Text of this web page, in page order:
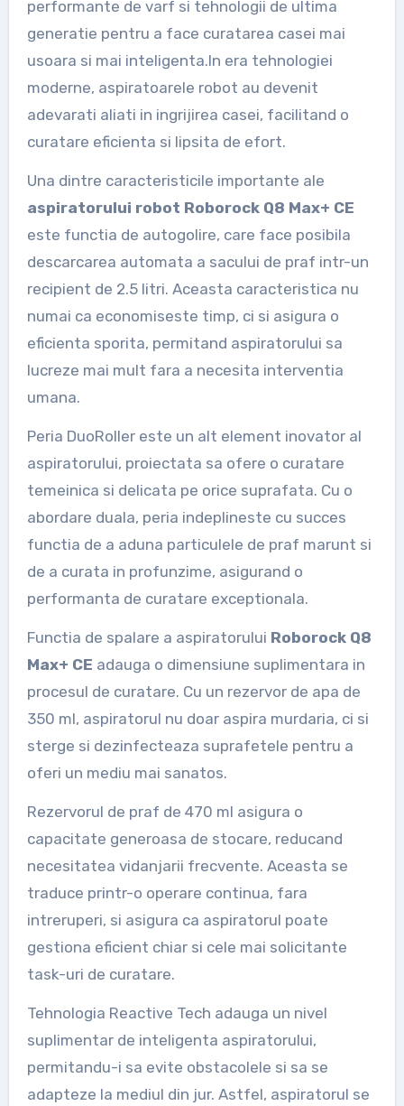
performante de varf si tehnologii de ultima
generatie pentru a face curatarea casei mai
usoara si mai inteligenta.In era tehnologiei
moderne, aspiratoarele robot au devenit
adevarati aliati in ingrijirea casei, facilitand o
curatare eficienta si lipsita de efort.
Una dintre caracteristicile importante ale
aspiratorului robot Roborock Q8 Max+ CE
este functia de autogolire, care face posibila
descarcarea automata a sacului de praf intr-un
recipient de 2.5 litri. Aceasta caracteristica nu
numai ca economiseste timp, ci si asigura o
eficienta sporita, permitand aspiratorului sa
lucreze mai mult fara a necesita interventia
umana.
Peria DuoRoller este un alt element inovator al
aspiratorului, proiectata sa ofere o curatare
temeinica si delicata pe orice suprafata. Cu o
abordare duala, peria indeplineste cu succes
functia de a aduna particulele de praf marunt si
de a curata in profunzime, asigurand o
performanta de curatare exceptionala.
Functia de spalare a aspiratorului Roborock Q8
Max+ CE adauga o dimensiune suplimentara in
procesul de curatare. Cu un rezervor de apa de
350 ml, aspiratorul nu doar aspira murdaria, ci si
sterge si dezinfecteaza suprafetele pentru a
oferi un mediu mai sanatos.
Rezervorul de praf de 470 ml asigura o
capacitate generoasa de stocare, reducand
necesitatea vidanjarii frecvente. Aceasta se
traduce printr-o operare continua, fara
intreruperi, si asigura ca aspiratorul poate
gestiona eficient chiar si cele mai solicitante
task-uri de curatare.
Tehnologia Reactive Tech adauga un nivel
suplimentar de inteligenta aspiratorului,
permitandu-i sa evite obstacolele si sa se
adapteze la mediul din jur. Astfel, aspiratorul se